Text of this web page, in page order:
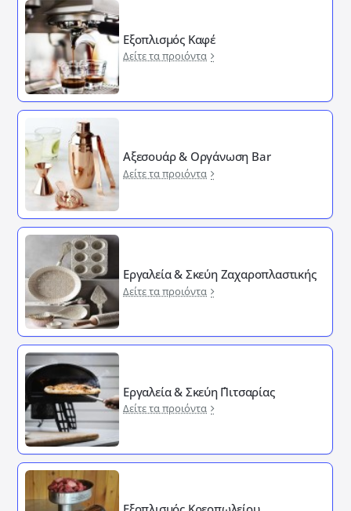
Εξοπλισμός Καφέ
Δείτε τα προιόντα
Αξεσουάρ & Οργάνωση Bar
Δείτε τα προιόντα
Εργαλεία & Σκεύη Ζαχαροπλαστικής
Δείτε τα προιόντα
Εργαλεία & Σκεύη ΄Πιτσαρίας
Δείτε τα προιόντα